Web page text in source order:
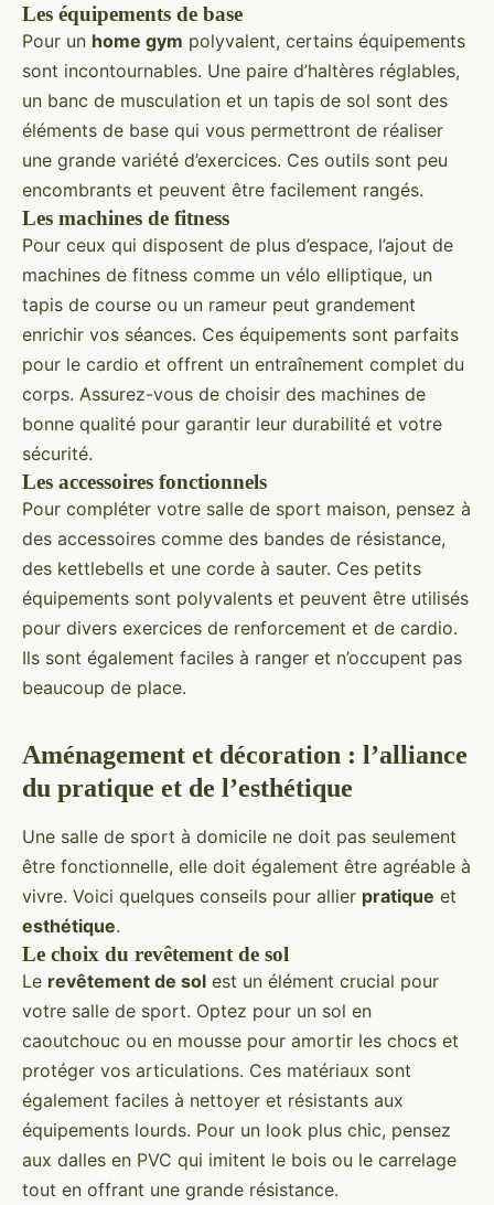
Les équipements de base
Pour un home gym polyvalent, certains équipements
sont incontournables. Une paire d’haltères réglables,
un banc de musculation et un tapis de sol sont des
éléments de base qui vous permettront de réaliser
une grande variété d’exercices. Ces outils sont peu
encombrants et peuvent être facilement rangés.
Les machines de fitness
Pour ceux qui disposent de plus d’espace, l’ajout de
machines de fitness comme un vélo elliptique, un
tapis de course ou un rameur peut grandement
enrichir vos séances. Ces équipements sont parfaits
pour le cardio et offrent un entraînement complet du
corps. Assurez-vous de choisir des machines de
bonne qualité pour garantir leur durabilité et votre
sécurité.
Les accessoires fonctionnels
Pour compléter votre salle de sport maison, pensez à
des accessoires comme des bandes de résistance,
des kettlebells et une corde à sauter. Ces petits
équipements sont polyvalents et peuvent être utilisés
pour divers exercices de renforcement et de cardio.
Ils sont également faciles à ranger et n’occupent pas
beaucoup de place.
Aménagement et décoration : l’alliance
du pratique et de l’esthétique
Une salle de sport à domicile ne doit pas seulement
être fonctionnelle, elle doit également être agréable à
vivre. Voici quelques conseils pour allier pratique et
esthétique.
Le choix du revêtement de sol
Le revêtement de sol est un élément crucial pour
votre salle de sport. Optez pour un sol en
caoutchouc ou en mousse pour amortir les chocs et
protéger vos articulations. Ces matériaux sont
également faciles à nettoyer et résistants aux
équipements lourds. Pour un look plus chic, pensez
aux dalles en PVC qui imitent le bois ou le carrelage
tout en offrant une grande résistance.